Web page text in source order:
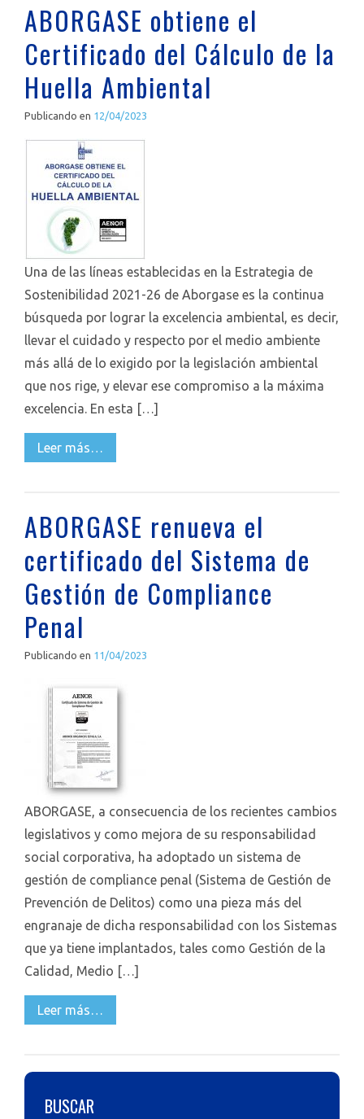
ABORGASE obtiene el
Certificado del Cálculo de la
Huella Ambiental
Publicando en 12/04/2023
Una de las líneas establecidas en la Estrategia de
Sostenibilidad 2021-26 de Aborgase es la continua
búsqueda por lograr la excelencia ambiental, es decir,
llevar el cuidado y respecto por el medio ambiente
más allá de lo exigido por la legislación ambiental
que nos rige, y elevar ese compromiso a la máxima
excelencia. En esta […]
Leer más…
ABORGASE renueva el
certificado del Sistema de
Gestión de Compliance
Penal
Publicando en 11/04/2023
ABORGASE, a consecuencia de los recientes cambios
legislativos y como mejora de su responsabilidad
social corporativa, ha adoptado un sistema de
gestión de compliance penal (Sistema de Gestión de
Prevención de Delitos) como una pieza más del
engranaje de dicha responsabilidad con los Sistemas
que ya tiene implantados, tales como Gestión de la
Calidad, Medio […]
Leer más…
BUSCAR